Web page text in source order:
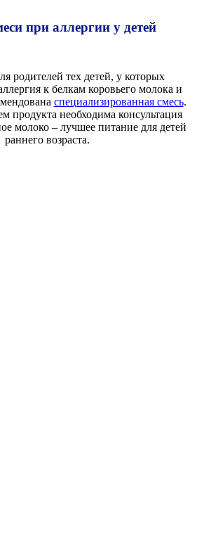
при аллергии у детей
родителей тех детей, у которых
к белкам коровьего молока и
специализированная смесь.
продукта необходима консультация
молоко – лучшее питание для детей
раннего возраста.